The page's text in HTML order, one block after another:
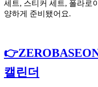
세트, 스티커 세트, 폴라로
양하게 준비됐어요.
캘린더